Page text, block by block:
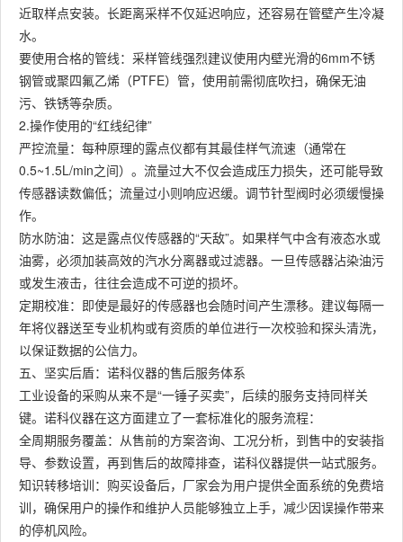
近取样点安装。长距离采样不仅延迟响应，还容易在管壁产生冷凝
水。
要使用合格的管线：采样管线强烈建议使用内壁光滑的6mm不锈
钢管或聚四氟乙烯（PTFE）管，使用前需彻底吹扫，确保无油
污、铁锈等杂质。
2.操作使用的“红线纪律”
严控流量：每种原理的露点仪都有其最佳样气流速（通常在
0.5~1.5L/min之间）。流量过大不仅会造成压力损失，还可能导致
传感器读数偏低；流量过小则响应迟缓。调节针型阀时必须缓慢操
作。
防水防油：这是露点仪传感器的“天敌”。如果样气中含有液态水或
油雾，必须加装高效的汽水分离器或过滤器。一旦传感器沾染油污
或发生液击，往往会造成不可逆的损坏。
定期校准：即使是最好的传感器也会随时间产生漂移。建议每隔一
年将仪器送至专业机构或有资质的单位进行一次校验和探头清洗，
以保证数据的公信力。
五、坚实后盾：诺科仪器的售后服务体系
工业设备的采购从来不是“一锤子买卖”，后续的服务支持同样关
键。诺科仪器在这方面建立了一套标准化的服务流程：
全周期服务覆盖：从售前的方案咨询、工况分析，到售中的安装指
导、参数设置，再到售后的故障排查，诺科仪器提供一站式服务。
知识转移培训：购买设备后，厂家会为用户提供全面系统的免费培
训，确保用户的操作和维护人员能够独立上手，减少因误操作带来
的停机风险。